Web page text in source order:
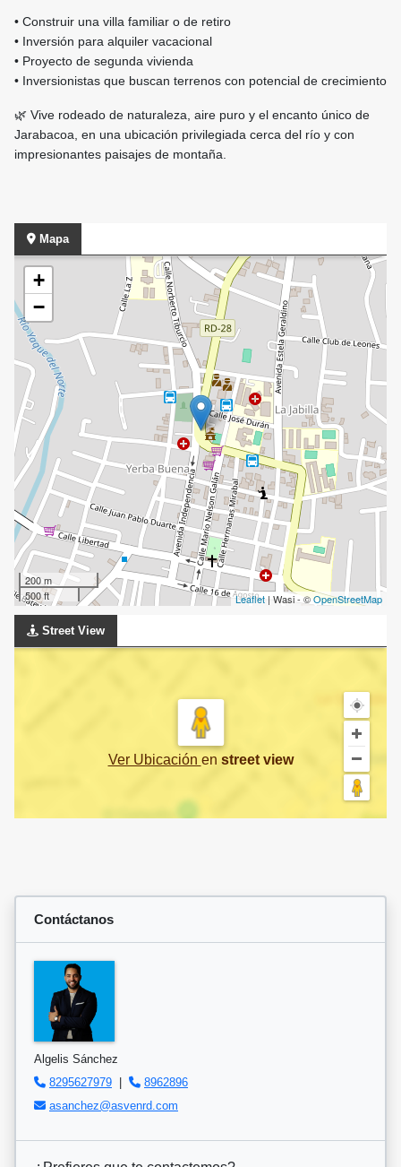
• Construir una villa familiar o de retiro
• Inversión para alquiler vacacional
• Proyecto de segunda vivienda
• Inversionistas que buscan terrenos con potencial de crecimiento
🌿 Vive rodeado de naturaleza, aire puro y el encanto único de
Jarabacoa, en una ubicación privilegiada cerca del río y con
impresionantes paisajes de montaña.
Mapa
+
−
200 m
500 ft
Leaflet | Wasi - ©OpenStreetMap
Street View
Ver Ubicación en street view
Contáctanos
Algelis Sánchez
8295627979
8962896
asanchez@asvenrd.com